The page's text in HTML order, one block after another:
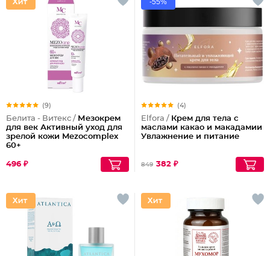
(9)
Белита - Витекс / Мезокрем
для век Активный уход для
зрелой кожи Mezocomplex
60+
496 ₽
-55%
(4)
Elfora / Крем для тела с
маслами какао и макадамии
Увлажнение и питание
849 382 ₽